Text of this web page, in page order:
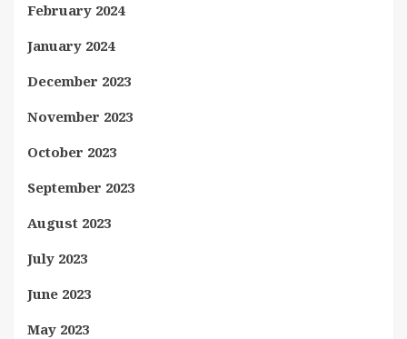
February 2024
January 2024
December 2023
November 2023
October 2023
September 2023
August 2023
July 2023
June 2023
May 2023